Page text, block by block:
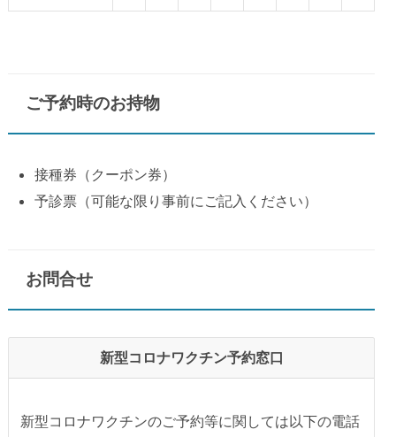
ご予約時のお持物
接種券（クーポン券）
予診票（可能な限り事前にご記入ください）
お問合せ
新型コロナワクチン予約窓口
新型コロナワクチンのご予約等に関しては以下の電話